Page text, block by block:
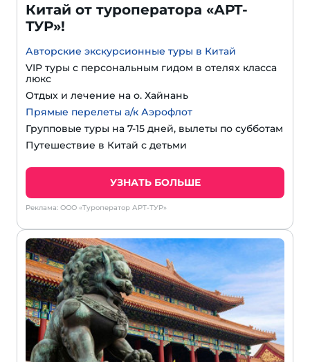
Китай от туроператора «АРТ-
ТУР»!
Авторские экскурсионные туры в Китай
VIP туры с персональным гидом в отелях класса
люкс
Отдых и лечение на о. Хайнань
Прямые перелеты а/к Аэрофлот
Групповые туры на 7-15 дней, вылеты по субботам
Путешествие в Китай с детьми
УЗНАТЬ БОЛЬШЕ
Реклама: ООО «Туроператор АРТ-ТУР»